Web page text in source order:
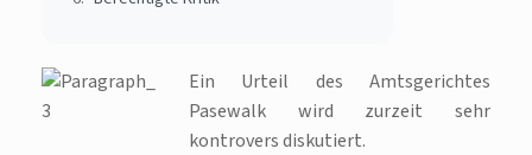
Ein Urteil des Amtsgerichtes
Pasewalk wird zurzeit sehr
kontrovers diskutiert.